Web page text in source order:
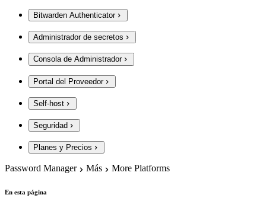
Bitwarden Authenticator
Administrador de secretos
Consola de Administrador
Portal del Proveedor
Self-host
Seguridad
Planes y Precios
Password Manager Más More Platforms
En esta página